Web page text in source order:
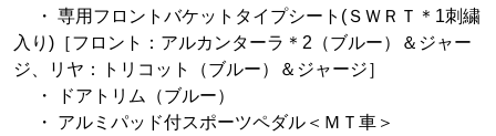
・ 専用フロントバケットタイプシート(ＳＷＲＴ＊1刺繍
入り)［フロント：アルカンターラ＊2（ブルー）＆ジャー
ジ、リヤ：トリコット（ブルー）＆ジャージ］
・ ドアトリム（ブルー）
・ アルミパッド付スポーツペダル＜ＭＴ車＞